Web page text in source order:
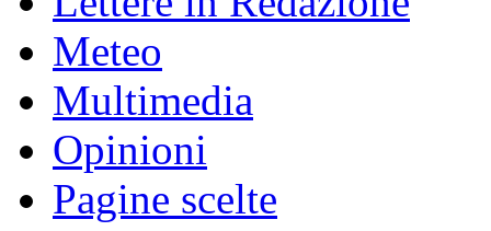
Meteo
Multimedia
Opinioni
Pagine scelte